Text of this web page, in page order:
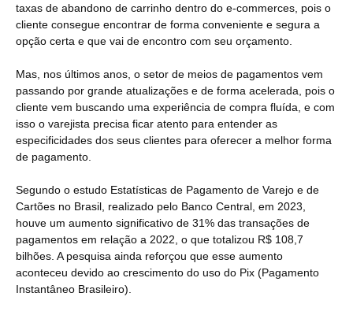
taxas de abandono de carrinho dentro do e-commerces, pois o
cliente consegue encontrar de forma conveniente e segura a
opção certa e que vai de encontro com seu orçamento.
Mas, nos últimos anos, o setor de meios de pagamentos vem
passando por grande atualizações e de forma acelerada, pois o
cliente vem buscando uma experiência de compra fluída, e com
isso o varejista precisa ficar atento para entender as
especificidades dos seus clientes para oferecer a melhor forma
de pagamento.
Segundo o estudo Estatísticas de Pagamento de Varejo e de
Cartões no Brasil, realizado pelo Banco Central, em 2023,
houve um aumento significativo de 31% das transações de
pagamentos em relação a 2022, o que totalizou R$ 108,7
bilhões. A pesquisa ainda reforçou que esse aumento
aconteceu devido ao crescimento do uso do Pix (Pagamento
Instantâneo Brasileiro).